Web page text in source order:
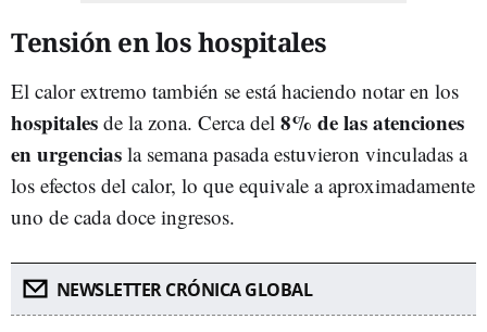
Tensión en los hospitales
El calor extremo también se está haciendo notar en los
hospitales de la zona. Cerca del 8% de las atenciones
en urgencias la semana pasada estuvieron vinculadas a
los efectos del calor, lo que equivale a aproximadamente
uno de cada doce ingresos.
NEWSLETTER CRÓNICA GLOBAL